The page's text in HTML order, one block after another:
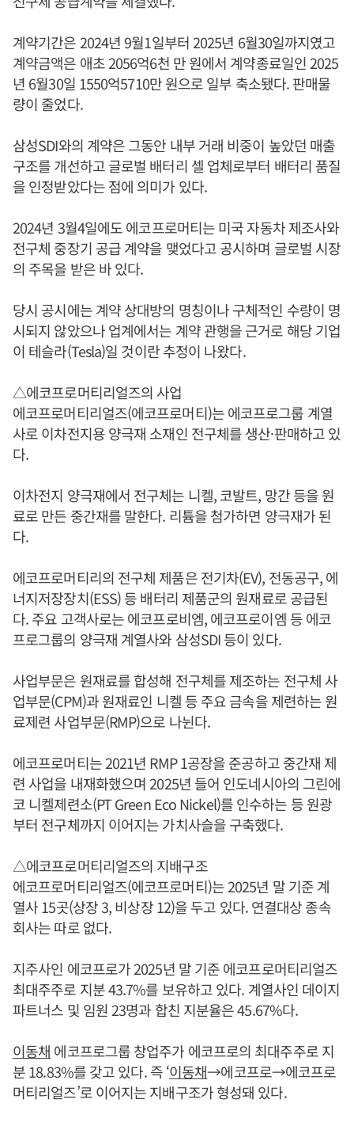
계약기간은 2024년 9월1일부터 2025년 6월30일까지였고
계약금액은 애초 2056억6천 만 원에서 계약종료일인 2025
년 6월30일 1550억5710만 원으로 일부 축소됐다. 판매물
량이 줄었다.
삼성SDI와의 계약은 그동안 내부 거래 비중이 높았던 매출
구조를 개선하고 글로벌 배터리 셀 업체로부터 배터리 품질
을 인정받았다는 점에 의미가 있다.
2024년 3월4일에도 에코프로머티는 미국 자동차 제조사와
전구체 중장기 공급 계약을 맺었다고 공시하며 글로벌 시장
의 주목을 받은 바 있다.
당시 공시에는 계약 상대방의 명칭이나 구체적인 수량이 명
시되지 않았으나 업계에서는 계약 관행을 근거로 해당 기업
이 테슬라(Tesla)일 것이란 추정이 나왔다.
△에코프로머티리얼즈의 사업
에코프로머티리얼즈(에코프로머티)는 에코프로그룹 계열
사로 이차전지용 양극재 소재인 전구체를 생산·판매하고 있
다.
이차전지 양극재에서 전구체는 니켈, 코발트, 망간 등을 원
료로 만든 중간재를 말한다. 리튬을 첨가하면 양극재가 된
다.
에코프로머티리의 전구체 제품은 전기차(EV), 전동공구, 에
너지저장장치(ESS) 등 배터리 제품군의 원재료로 공급된
다. 주요 고객사로는 에코프로비엠, 에코프로이엠 등 에코
프로그룹의 양극재 계열사와 삼성SDI 등이 있다.
사업부문은 원재료를 합성해 전구체를 제조하는 전구체 사
업부문(CPM)과 원재료인 니켈 등 주요 금속을 제련하는 원
료제련 사업부문(RMP)으로 나뉜다.
에코프로머티는 2021년 RMP 1공장을 준공하고 중간재 제
련 사업을 내재화했으며 2025년 들어 인도네시아의 그린에
코 니켈제련소(PT Green Eco Nickel)를 인수하는 등 원광
부터 전구체까지 이어지는 가치사슬을 구축했다.
△에코프로머티리얼즈의 지배구조
에코프로머티리얼즈(에코프로머티)는 2025년 말 기준 계
열사 15곳(상장 3, 비상장 12)을 두고 있다. 연결대상 종속
회사는 따로 없다.
지주사인 에코프로가 2025년 말 기준 에코프로머티리얼즈
최대주주로 지분 43.7%를 보유하고 있다. 계열사인 데이지
파트너스 및 임원 23명과 합친 지분율은 45.67%다.
이동채 에코프로그룹 창업주가 에코프로의 최대주주로 지
분 18.83%를 갖고 있다. 즉 ‘이동채→에코프로→에코프로
머티리얼즈’로 이어지는 지배구조가 형성돼 있다.